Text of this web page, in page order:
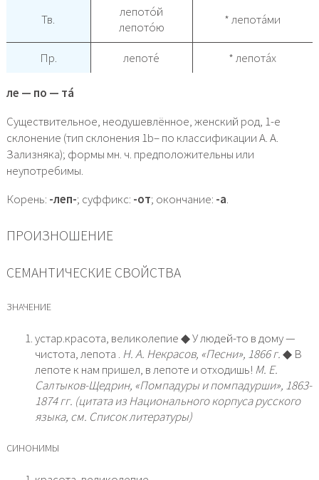
Тв.
лепото́й
лепото́ю
* лепота́ми
Пр. лепоте́ * лепота́х
ле — по — та́
Существительное, неодушевлённое, женский род, 1-е
склонение (тип склонения 1b– по классификации А. А.
Зализняка); формы мн. ч. предположительны или
неупотребимы.
Корень: -леп-; суффикс: -от; окончание: -а.
ПРОИЗНОШЕНИЕ
СЕМАНТИЧЕСКИЕ СВОЙСТВА
ЗНАЧЕНИЕ
устар.красота, великолепие ◆ У людей-то в дому —
чистота, лепота . Н. А. Некрасов, «Песни», 1866 г.◆ В
лепоте к нам пришел, в лепоте и отходишь! М. Е.
Салтыков-Щедрин, «Помпадуры и помпадурши», 1863-
1874 гг. (цитата из Национального корпуса русского
языка, см. Список литературы)
СИНОНИМЫ